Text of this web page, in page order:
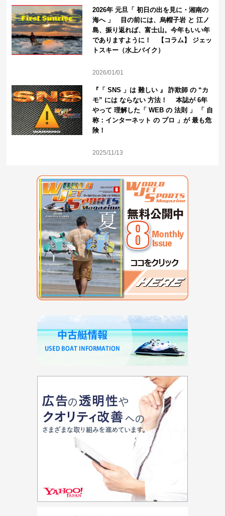
2026年 元旦「 初日の出を見に・湘南の
海へ 」 目の前には、烏帽子岩 と 江ノ
島、振り返れば、富士山。今年もいい年
でありますように！ 【コラム】 ジェッ
トスキー（水上バイク）
2026/01/01
『「 SNS 」は 難しい 』 詐欺師 の “カ
モ” には ならない 方法！ 本誌が 6年
やって 理解した「 WEB の 法則 」 「 自
称：インターネット の プロ 」が 最も危
険！
2025/11/13